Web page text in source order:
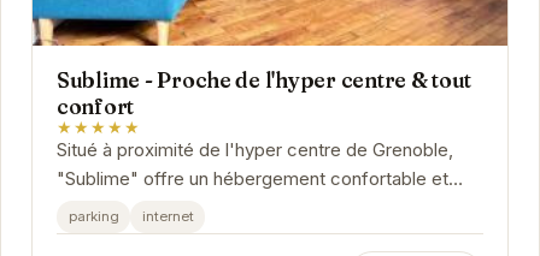
Sublime - Proche de l'hyper centre & tout
confort
★★★★★
Situé à proximité de l'hyper centre de Grenoble,
"Sublime" offre un hébergement confortable et
pratique. Cet appartement est idéal pour les...
parking internet